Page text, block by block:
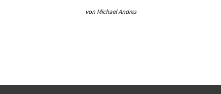
von Michael Andres